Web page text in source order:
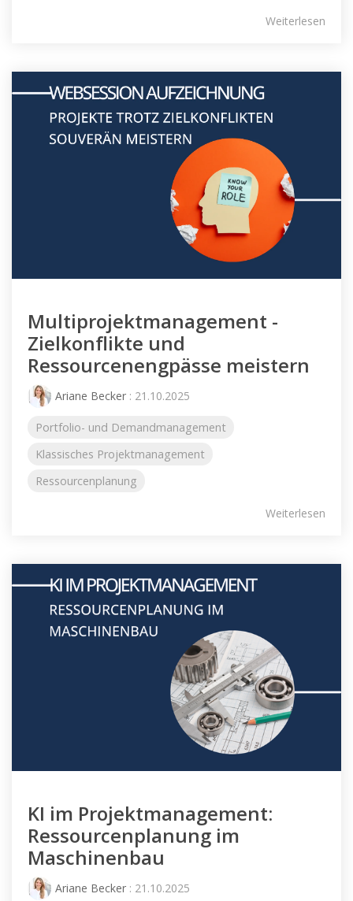
Weiterlesen
Multiprojektmanagement -
Zielkonflikte und
Ressourcenengpässe meistern
Ariane Becker : 21.10.2025
Portfolio- und Demandmanagement
Klassisches Projektmanagement
Ressourcenplanung
Weiterlesen
KI im Projektmanagement:
Ressourcenplanung im
Maschinenbau
Ariane Becker : 21.10.2025